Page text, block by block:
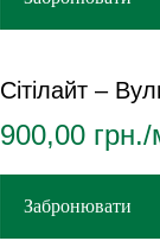
Сітілайт –
900,00 грн./
Забронювати